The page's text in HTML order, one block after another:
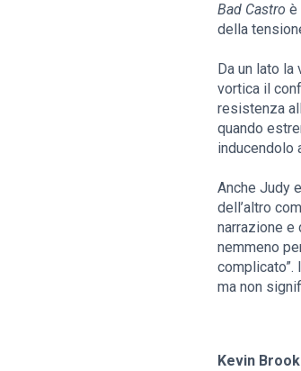
Bad Castro è
della
Da un lato la
vortica il
resistenza
quando
inducendolo
Anche Judy
dell’altro
narrazione e
nemmeno
complicato”.
ma non
Kevin